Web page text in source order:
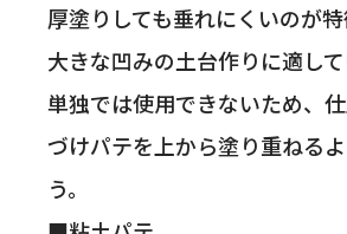
厚塗りしても垂れにくいのが
大きな凹みの土台作りに適して
単独では使用できないため、
づけパテを上から塗り重ねる
う。